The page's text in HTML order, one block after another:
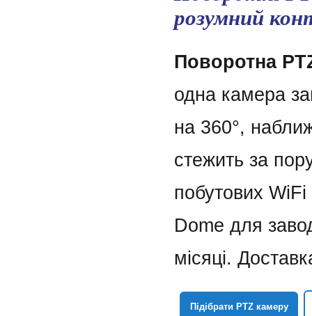
розумний
Поворотна
одна камера
на 360°,
стежить за
побутових
Dome для
місяці.
Підібрати PTZ камеру